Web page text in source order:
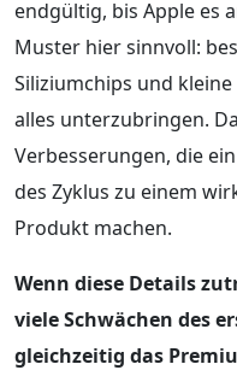
endgültig, bis Apple es
Muster hier sinnvoll:
Siliziumchips und
alles unterzubringen.
Verbesserungen, die
des Zyklus zu einem
Produkt machen.
Wenn diese Details
viele Schwächen des
gleichzeitig das